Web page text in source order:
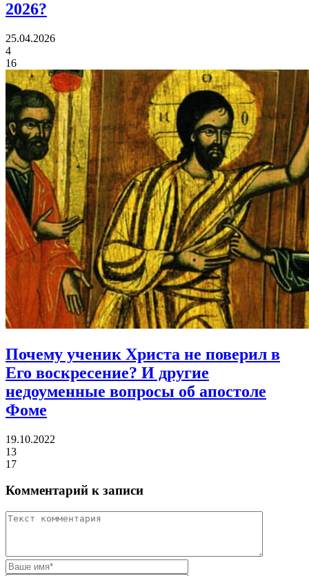
2026?
25.04.2026
4
16
Почему ученик Христа не поверил в
Его воскресение? И другие
недоуменные вопросы об апостоле
Фоме
19.10.2022
13
17
Комментарий к записи